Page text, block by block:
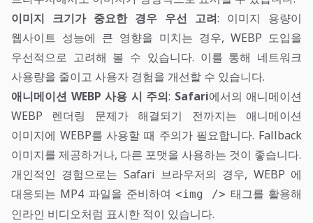
이미지 크기가 중요한 경우 우선 고려: 이미지 용량이
웹사이트 성능에 큰 영향을 미치는 경우, WEBP 도입을
우선적으로 고려해 볼 수 있습니다. 이를 통해 네트워크
사용량을 줄이고 사용자 경험을 개선할 수 있습니다.
애니메이션 WEBP 사용 시 주의: Safari에서의 애니메이션
WEBP 렌더링 문제가 해결되기 전까지는 애니메이션
이미지에 WEBP를 사용할 때 주의가 필요합니다. Fallback
이미지를 제공하거나, 다른 포맷을 사용하는 것이 좋습니다.
개인적인 경험으로는 Safari 브라우저의 경우, WEBP 에
대응되는 MP4 파일을 준비하여<img /> 태그를 활용해
인라인 비디오처럼 표시한 적이 있습니다.